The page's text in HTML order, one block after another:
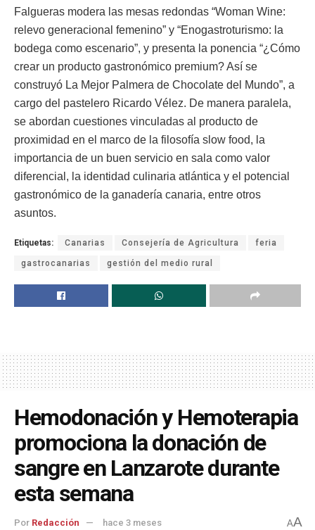
Falgueras modera las mesas redondas “Woman Wine:
relevo generacional femenino” y “Enogastroturismo: la
bodega como escenario”, y presenta la ponencia “¿Cómo
crear un producto gastronómico premium? Así se
construyó La Mejor Palmera de Chocolate del Mundo”, a
cargo del pastelero Ricardo Vélez. De manera paralela,
se abordan cuestiones vinculadas al producto de
proximidad en el marco de la filosofía slow food, la
importancia de un buen servicio en sala como valor
diferencial, la identidad culinaria atlántica y el potencial
gastronómico de la ganadería canaria, entre otros
asuntos.
Etiquetas: Canarias Consejería de Agricultura feria
gastrocanarias gestión del medio rural
Hemodonación y Hemoterapia
promociona la donación de
sangre en Lanzarote durante
esta semana
Por Redacción hace 3 meses AA